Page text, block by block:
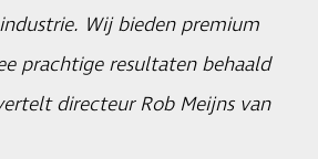
Wij bieden premium
prachtige resultaten behaald
directeur Rob Meijns van